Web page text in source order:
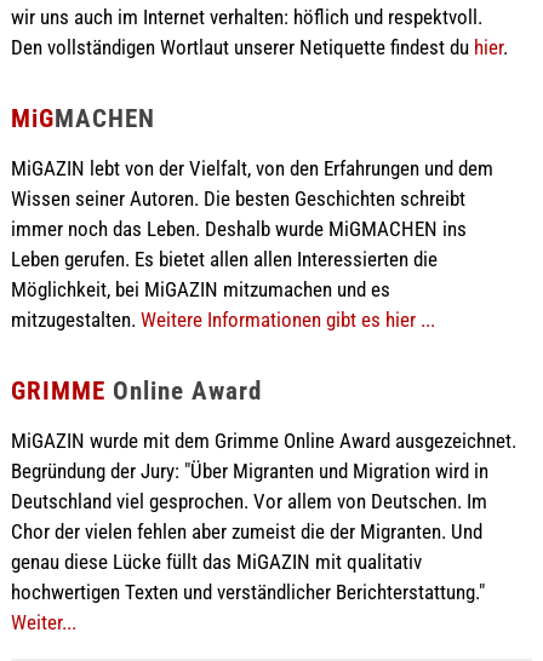
wir uns auch im Internet verhalten: höflich und respektvoll.
Den vollständigen Wortlaut unserer Netiquette findest du hier.
MiGMACHEN
MiGAZIN lebt von der Vielfalt, von den Erfahrungen und dem
Wissen seiner Autoren. Die besten Geschichten schreibt
immer noch das Leben. Deshalb wurde MiGMACHEN ins
Leben gerufen. Es bietet allen allen Interessierten die
Möglichkeit, bei MiGAZIN mitzumachen und es
mitzugestalten. Weitere Informationen gibt es hier ...
GRIMME Online Award
MiGAZIN wurde mit dem Grimme Online Award ausgezeichnet.
Begründung der Jury: "Über Migranten und Migration wird in
Deutschland viel gesprochen. Vor allem von Deutschen. Im
Chor der vielen fehlen aber zumeist die der Migranten. Und
genau diese Lücke füllt das MiGAZIN mit qualitativ
hochwertigen Texten und verständlicher Berichterstattung."
Weiter...